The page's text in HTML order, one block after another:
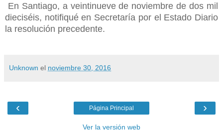
En Santiago, a veintinueve de noviembre de dos mil
dieciséis, notifiqué en Secretaría por el Estado Diario
la resolución precedente.
Unknown el noviembre 30, 2016
‹ ›
Página Principal
Ver la versión web